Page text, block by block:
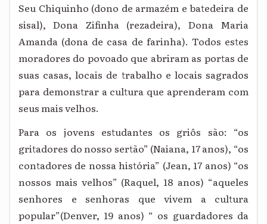
Seu Chiquinho (dono de armazém e batedeira de
sisal), Dona Zifinha (rezadeira), Dona Maria
Amanda (dona de casa de farinha). Todos estes
moradores do povoado que abriram as portas de
suas casas, locais de trabalho e locais sagrados
para demonstrar a cultura que aprenderam com
seus mais velhos.
Para os jovens estudantes os griôs são: “os
gritadores do nosso sertão” (Naiana, 17 anos), “os
contadores de nossa história” (Jean, 17 anos) “os
nossos mais velhos” (Raquel, 18 anos) “aqueles
senhores e senhoras que vivem a cultura
popular”(Denver, 19 anos) “ os guardadores da